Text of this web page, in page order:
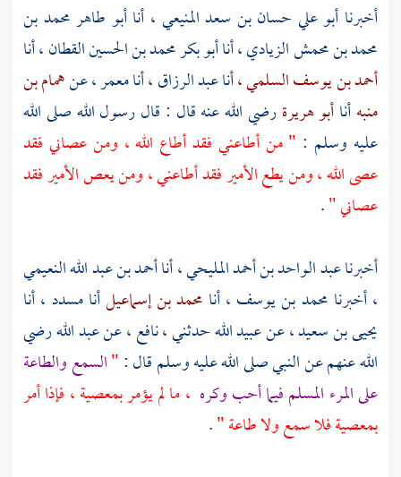
أخبرنا أبو علي حسان بن سعد المنيعي ، أناأبو طاهر محمد بن
محمد بن محمش الزيادي ،أناأبو بكر محمد بن الحسين القطان ،أنا
أحمد بن يوسف السلمي ،أناعبد الرزاق ،أنامعمر ،عنهمام بن
منبهأناأبو هريرةرضي الله عنه قال : قال رسول الله صلى الله
عليه وسلم : " من أطاعني فقد أطاع الله ، ومن عصاني فقد
عصى الله ، ومن يطع الأمير فقد أطاعني ، ومن يعص الأمير فقد
عصاني ".
أخبرناعبد الواحد بن أحمد المليحي ،أناأحمد بن عبد الله النعيمي
،أخبرنا محمد بن يوسف ،أنا محمد بن إسماعيلأنامسدد ،أنا
يحيى بن سعيد ،عنعبيد اللهحدثني ،نافع ،عنعبد اللهرضي
الله عنهم عن النبي صلى الله عليه وسلم قال :"السمع والطاعة
على المرء المسلم فيما أحب وكره ، ما لم يؤمر بمعصية ، فإذا أمر
بمعصية فلا سمع ولا طاعة ".